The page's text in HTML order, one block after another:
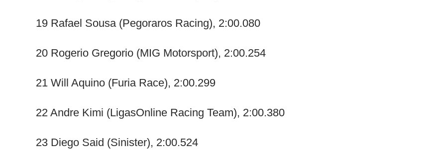
19 Rafael Sousa (Pegoraros Racing), 2:00.080
20 Rogerio Gregorio (MIG Motorsport), 2:00.254
21 Will Aquino (Furia Race), 2:00.299
22 Andre Kimi (LigasOnline Racing Team), 2:00.380
23 Diego Said (Sinister), 2:00.524